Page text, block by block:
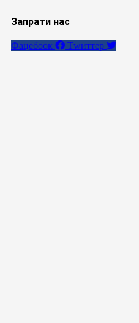
Запрати нас
Фацебоок Тwиттер